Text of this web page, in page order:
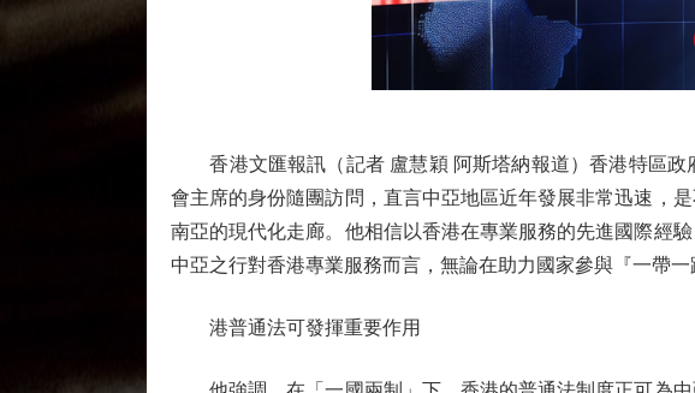
香港文匯報訊（記者 盧慧穎 阿斯塔納報道）香港特區政
會主席的身份隨團訪問，直言中亞地區近年發展非常迅速，
南亞的現代化走廊。他相信以香港在專業服務的先進國際經
中亞之行對香港專業服務而言，無論在助力國家參與『一帶
港普通法可發揮重要作用